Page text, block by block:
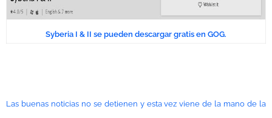
Syberia I & II se pueden descargar gratis en GOG.
Las buenas noticias no se detienen y esta vez viene de la mano de la